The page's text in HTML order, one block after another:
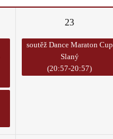
23
soutěž Dance Maraton Cup
Slaný
(20:57-20:57)